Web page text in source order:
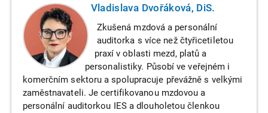
Vladislava Dvořáková, DiS.
Zkušená mzdová a personální
auditorka s více než čtyřicetiletou
praxí v oblasti mezd, platů a
personalistiky. Působí ve veřejném i
komerčním sektoru a spolupracuje převážně s velkými
zaměstnavateli. Je certifikovanou mzdovou a
personální auditorkou IES a dlouholetou členkou